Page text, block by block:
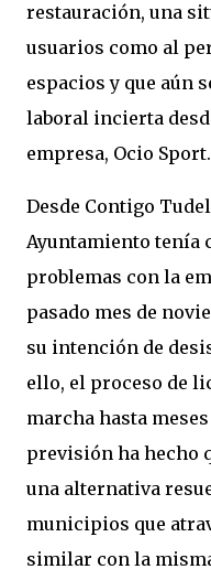
restauración, una
usuarios como al
espacios y que aún
laboral incierta
empresa, Ocio Sport.
Desde Contigo
Ayuntamiento tenía
problemas con la
pasado mes de
su intención de
ello, el proceso de
marcha hasta
previsión ha hecho
una alternativa
municipios que
similar con la